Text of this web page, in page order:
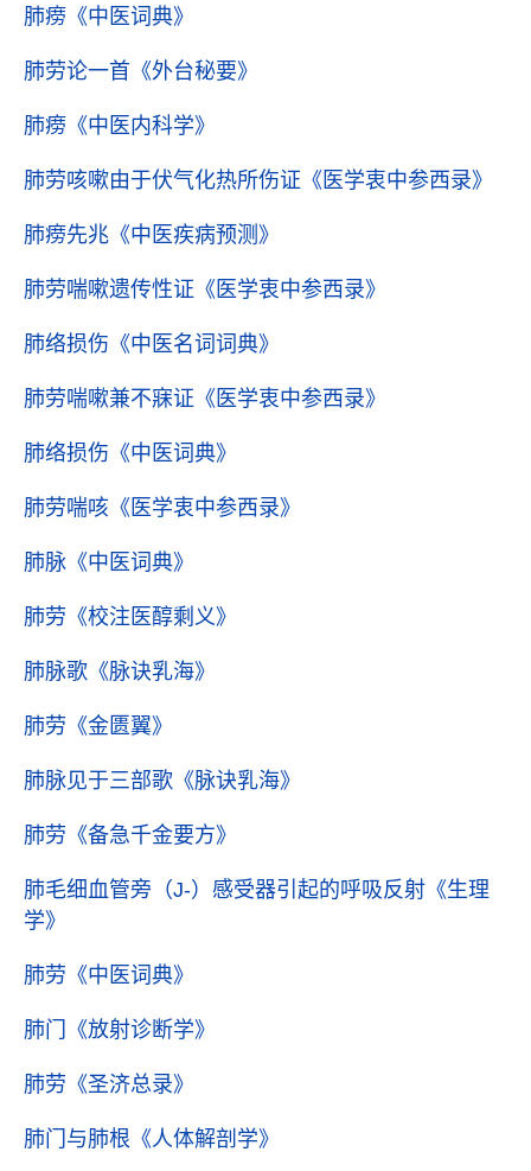
肺痨 《中医词典》
肺劳论一首 《外台秘要》
肺痨 《中医内科学》
肺劳咳嗽由于伏气化热所伤证 《医学衷中参西录》
肺痨先兆 《中医疾病预测》
肺劳喘嗽遗传性证 《医学衷中参西录》
肺络损伤 《中医名词词典》
肺劳喘嗽兼不寐证 《医学衷中参西录》
肺络损伤 《中医词典》
肺劳喘咳 《医学衷中参西录》
肺脉 《中医词典》
肺劳 《校注医醇剩义》
肺脉歌 《脉诀乳海》
肺劳 《金匮翼》
肺脉见于三部歌 《脉诀乳海》
肺劳 《备急千金要方》
肺毛细血管旁（J-）感受器引起的呼吸反射 《生理
学》
肺劳 《中医词典》
肺门 《放射诊断学》
肺劳 《圣济总录》
肺门与肺根 《人体解剖学》